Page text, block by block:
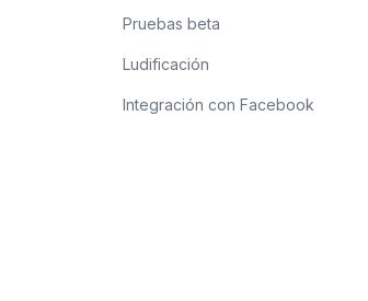
Pruebas beta
Ludificación
Integración con Facebook